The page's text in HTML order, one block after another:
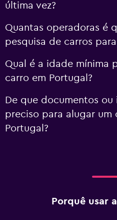
última vez?
Quantas operadoras é
pesquisa de carros
Qual é a idade mínima
carro em Portugal?
De que documentos
preciso para alugar um
Portugal?
Porquê usar